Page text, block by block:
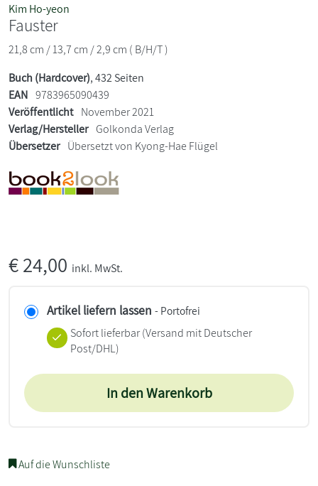
Kim Ho-yeon
Fauster
21,8 cm / 13,7 cm / 2,9 cm ( B/H/T )
Buch (Hardcover), 432 Seiten
EAN 9783965090439
Veröffentlicht November 2021
Verlag/Hersteller Golkonda Verlag
Übersetzer Übersetzt von Kyong-Hae Flügel
€24,00 inkl. MwSt.
Artikel liefern lassen - Portofrei
Sofort lieferbar(Versand mit Deutscher
Post/DHL)
In den Warenkorb
Auf die Wunschliste